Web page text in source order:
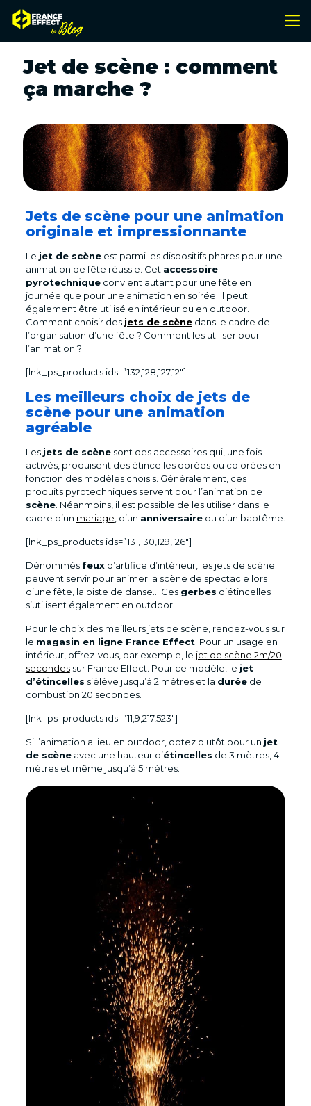
Jet de scène : comment
ça marche ?
Jets de scène pour une animation
originale et impressionnante
Le jet de scèneest parmi les dispositifs phares pour une
animation de fête réussie. Cet accessoire
pyrotechniqueconvient autant pour une fête en
journée que pour une animation en soirée. Il peut
également être utilisé en intérieur ou en outdoor.
Comment choisir des jets de scènedans le cadre de
l’organisation d’une fête ? Comment les utiliser pour
l’animation ?
[lnk_ps_products ids=”132,128,127,12″]
Les meilleurs choix de jets de
scène pour une animation
agréable
Les jets de scènesont des accessoires qui, une fois
activés, produisent des étincelles dorées ou colorées en
fonction des modèles choisis. Généralement, ces
produits pyrotechniques servent pour l’animation de
scène. Néanmoins, il est possible de les utiliser dans le
cadre d’un mariage , d’un anniversaireou d’un baptême.
[lnk_ps_products ids=”131,130,129,126″]
Dénommés feuxd’artifice d’intérieur, les jets de scène
peuvent servir pour animer la scène de spectacle lors
d’une fête, la piste de danse… Ces gerbes d’étincelles
s’utilisent également en outdoor.
Pour le choix des meilleurs jets de scène, rendez-vous sur
le magasin en ligne France Effect. Pour un usage en
intérieur, offrez-vous, par exemple, le jet de scène 2m/20
secondessur France Effect. Pour ce modèle, le jet
d’étincelles s’élève jusqu’à 2 mètres et la duréede
combustion 20 secondes.
[lnk_ps_products ids=”11,9,217,523″]
Si l’animation a lieu en outdoor, optez plutôt pour un jet
de scèneavec une hauteur d’étincelles de 3 mètres, 4
mètres et même jusqu’à 5 mètres.